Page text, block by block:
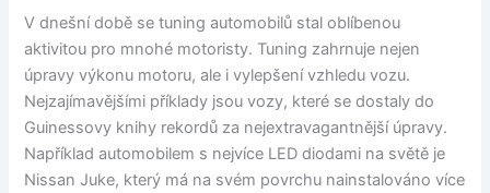
V dnešní době se tuning automobilů stal oblíbenou
aktivitou pro mnohé motoristy. Tuning zahrnuje nejen
úpravy výkonu motoru, ale i vylepšení vzhledu vozu.
Nejzajímavějšími příklady jsou vozy, které se dostaly do
Guinessovy knihy rekordů za nejextravagantnější úpravy.
Například automobilem s nejvíce LED diodami na světě je
Nissan Juke, který má na svém povrchu nainstalováno více